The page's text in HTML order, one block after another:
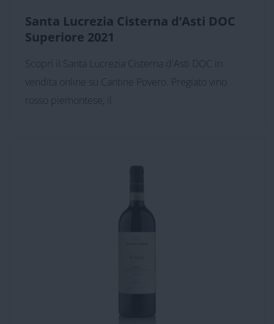
Santa Lucrezia Cisterna d’Asti DOC
Superiore 2021
Scopri il Santa Lucrezia Cisterna d'Asti DOC in
vendita online su Cantine Povero. Pregiato vino
rosso piemontese, il